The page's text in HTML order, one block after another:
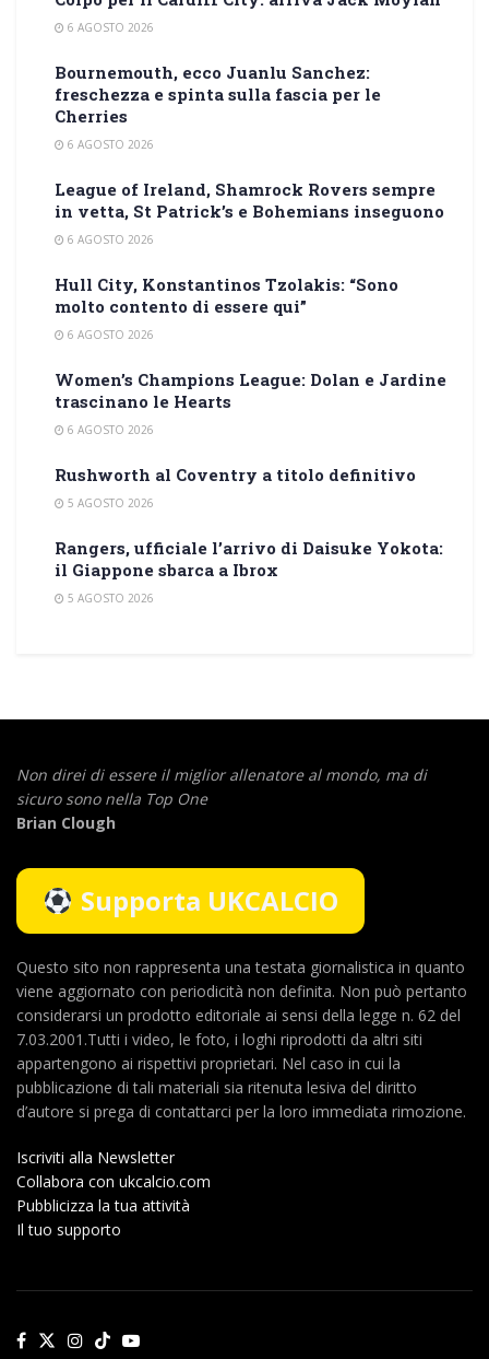
6 AGOSTO 2026
Bournemouth, ecco Juanlu Sanchez:
freschezza e spinta sulla fascia per le
Cherries
6 AGOSTO 2026
League of Ireland, Shamrock Rovers sempre
in vetta, St Patrick’s e Bohemians inseguono
6 AGOSTO 2026
Hull City, Konstantinos Tzolakis: “Sono
molto contento di essere qui”
6 AGOSTO 2026
Women’s Champions League: Dolan e Jardine
trascinano le Hearts
6 AGOSTO 2026
Rushworth al Coventry a titolo definitivo
5 AGOSTO 2026
Rangers, ufficiale l’arrivo di Daisuke Yokota:
il Giappone sbarca a Ibrox
5 AGOSTO 2026
Non direi di essere il miglior allenatore al mondo, ma di
sicuro sono nella Top One
Brian Clough
Supporta UKCALCIO
Questo sito non rappresenta una testata giornalistica in quanto
viene aggiornato con periodicità non definita. Non può pertanto
considerarsi un prodotto editoriale ai sensi della legge n. 62 del
7.03.2001.Tutti i video, le foto, i loghi riprodotti da altri siti
appartengono ai rispettivi proprietari. Nel caso in cui la
pubblicazione di tali materiali sia ritenuta lesiva del diritto
d’autore si prega di contattarci per la loro immediata rimozione.
Iscriviti alla Newsletter
Collabora con ukcalcio.com
Pubblicizza la tua attività
Il tuo supporto